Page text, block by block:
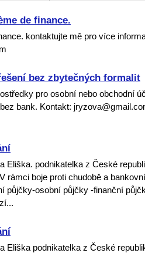
de finance.
kontaktujte mě pro více
bez zbytečných formalit
pro osobní nebo obchodní
bank. Kontakt:
Eliška. podnikatelka z České
rámci boje proti chudobě a
půjčky-osobní půjčky -finanční
Eliška podnikatelka z České